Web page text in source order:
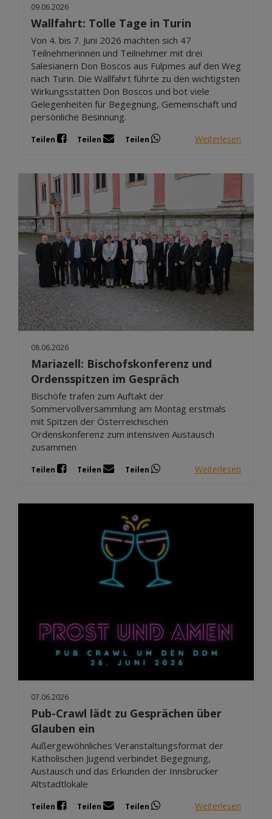
09.06.2026
Wallfahrt: Tolle Tage in Turin
Von 4. bis 7. Juni 2026 machten sich 47
Teilnehmerinnen und Teilnehmer mit drei
Salesianern Don Boscos aus Fulpmes auf den Weg
nach Turin. Die Wallfahrt führte zu den wichtigsten
Wirkungsstätten Don Boscos und bot viele
Gelegenheiten für Begegnung, Gemeinschaft und
persönliche Besinnung.
Teilen Teilen Teilen Weiterlesen
08.06.2026
Mariazell: Bischofskonferenz und
Ordensspitzen im Gespräch
Bischöfe trafen zum Auftakt der
Sommervollversammlung am Montag erstmals
mit Spitzen der Österreichischen
Ordenskonferenz zum intensiven Austausch
zusammen
Teilen Teilen Teilen Weiterlesen
07.06.2026
Pub-Crawl lädt zu Gesprächen über
Glauben ein
Außergewöhnliches Veranstaltungsformat der
Katholischen Jugend verbindet Begegnung,
Austausch und das Erkunden der Innsbrucker
Altstadtlokale
Teilen Teilen Teilen Weiterlesen